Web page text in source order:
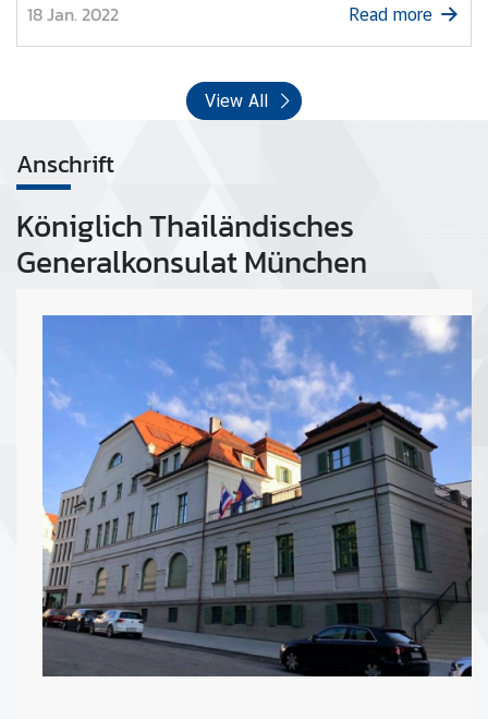
18 Jan. 2022 Read more
View All
Anschrift
Königlich Thailändisches
Generalkonsulat München